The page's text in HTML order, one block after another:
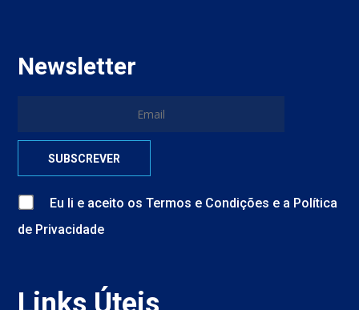
Newsletter
Eu li e aceito osTermos e Condições e a Política
de Privacidade